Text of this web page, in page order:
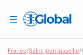
France/Saint jean lasseille/